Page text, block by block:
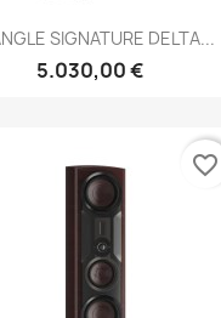
SIGNATURE DELTA...
5.030,00 €
favorite_border